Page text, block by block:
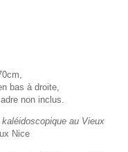
bas à droite,
non inclus.
au Vieux
Nice